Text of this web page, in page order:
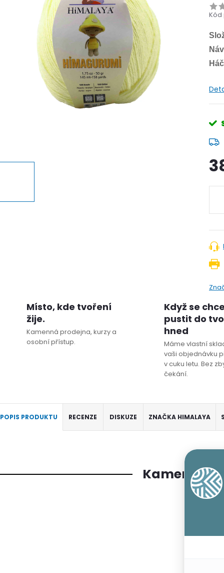
Kód
Místo, kde tvoření
žije.
Kamenná prodejna, kurzy a
osobní přístup.
Když se
pustit do
hned
Máme vlastní
vaši objednávku
v cuku letu. Bez
čekání.
POPIS PRODUKTU RECENZE DISKUZE ZNAČKA HIMALAYA
Kamenný